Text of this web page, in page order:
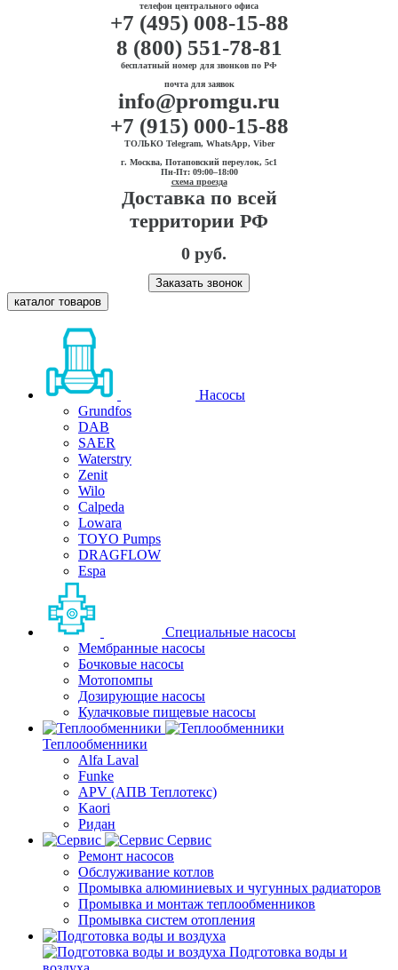
телефон центрального офиса
+7 (495) 008-15-88
8 (800) 551-78-81
бесплатный номер для звонков по РФ
почта для заявок
info@promgu.ru
+7 (915) 000-15-88
ТОЛЬКО Telegram, WhatsApp, Viber
г. Москва, Потаповский переулок, 5с1
Пн-Пт: 09:00–18:00
схема проезда
Доставка по всей
территории РФ
0 руб.
Заказать звонок
каталог товаров
Насосы
Grundfos
DAB
SAER
Waterstry
Zenit
Wilo
Calpeda
Lowara
TOYO Pumps
DRAGFLOW
Espa
Специальные насосы
Мембранные насосы
Бочковые насосы
Мотопомпы
Дозирующие насосы
Кулачковые пищевые насосы
Теплообменники
Alfa Laval
Funke
APV (АПВ Теплотекс)
Kaori
Ридан
Сервис
Ремонт насосов
Обслуживание котлов
Промывка алюминиевых и чугунных радиаторов
Промывка и монтаж теплообменников
Промывка систем отопления
Подготовка воды и